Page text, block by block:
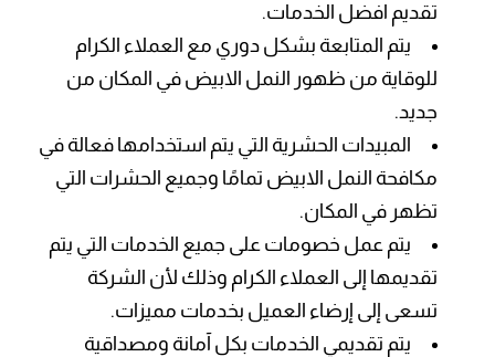
تقديم افضل الخدمات.
يتم المتابعة بشكل دوري مع العملاء الكرام
للوقاية من ظهور النمل الابيض في المكان من
جديد.
المبيدات الحشرية التي يتم استخدامها فعالة في
مكافحة النمل الابيض تمامًا وجميع الحشرات التي
تظهر في المكان.
يتم عمل خصومات على جميع الخدمات التي يتم
تقديمها إلى العملاء الكرام وذلك لأن الشركة
تسعى إلى إرضاء العميل بخدمات مميزات.
يتم تقديمي الخدمات بكل آمانة ومصداقية